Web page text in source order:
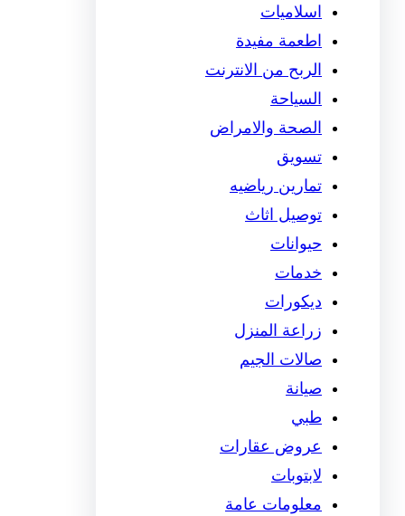
اسلاميات
اطعمة مفيدة
الربح من الانترنت
السياحة
الصحة والامراض
تسويق
تمارين رياضيه
توصيل اثاث
حيوانات
خدمات
ديكورات
زراعة المنزل
صالات الجيم
صيانة
طبي
عروض عقارات
لابتوبات
معلومات عامة